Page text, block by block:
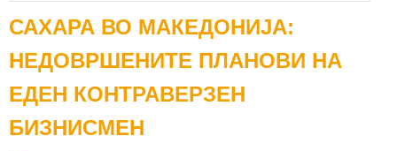
САХАРА ВО МАКЕДОНИЈА:
НЕДОВРШЕНИТЕ ПЛАНОВИ НА
ЕДЕН КОНТРАВЕРЗЕН
БИЗНИСМЕН